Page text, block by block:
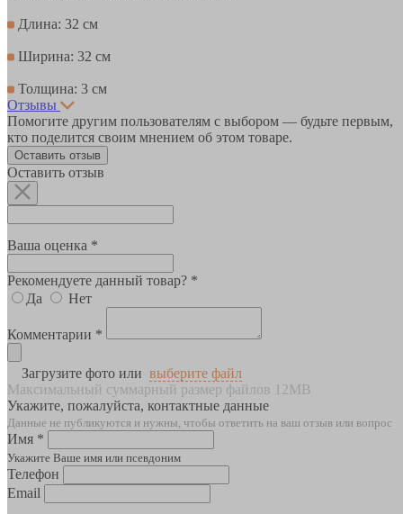
Длина: 32 см
Ширина: 32 см
Толщина: 3 см
Отзывы
Помогите другим пользователям с выбором — будьте первым,
кто поделится своим мнением об этом товаре.
Оставить отзыв
Оставить отзыв
Ваша оценка *
Рекомендуете данный товар? *
Да
Нет
Комментарии *
Загрузите фото или выберите файл
Максимальный суммарный размер файлов 12MB
Укажите, пожалуйста, контактные данные
Данные не публикуются и нужны, чтобы ответить на ваш отзыв или вопрос
Имя *
Укажите Ваше имя или псевдоним
Телефон
Email